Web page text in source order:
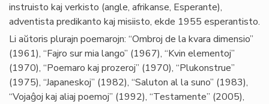
instruisto kaj verkisto (angle, afrikanse, Esperante),
adventista predikanto kaj misiisto, ekde 1955 esperantisto.
Li aŭtoris plurajn poemarojn: “Ombroj de la kvara dimensio”
(1961), “Fajro sur mia lango” (1967), “Kvin elementoj”
(1970), “Poemaro kaj prozeroj” (1970), “Plukonstrue”
(1975), “Japaneskoj” (1982), “Saluton al la suno” (1983),
“Vojaĝoj kaj aliaj poemoj” (1992), “Testamente” (2005),